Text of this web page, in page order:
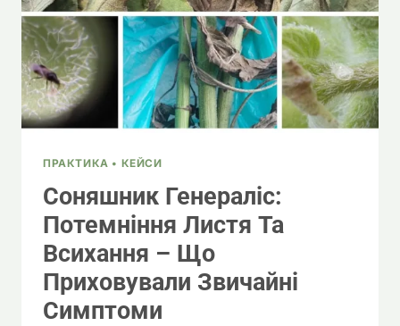
РОЗБЛОКУВАТИ
ЗАПАСИ
ПРАКТИКА • КЕЙСИ
Соняшник Генераліс:
Потемніння Листя Та
Всихання – Що
Приховували Звичайні
Симптоми